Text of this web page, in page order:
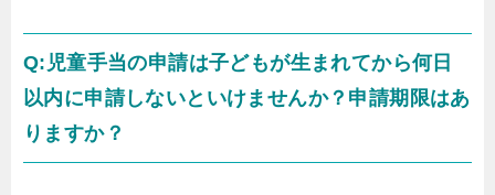
Q:児童手当の申請は子どもが生まれてから何日
以内に申請しないといけませんか？申請期限はあ
りますか？